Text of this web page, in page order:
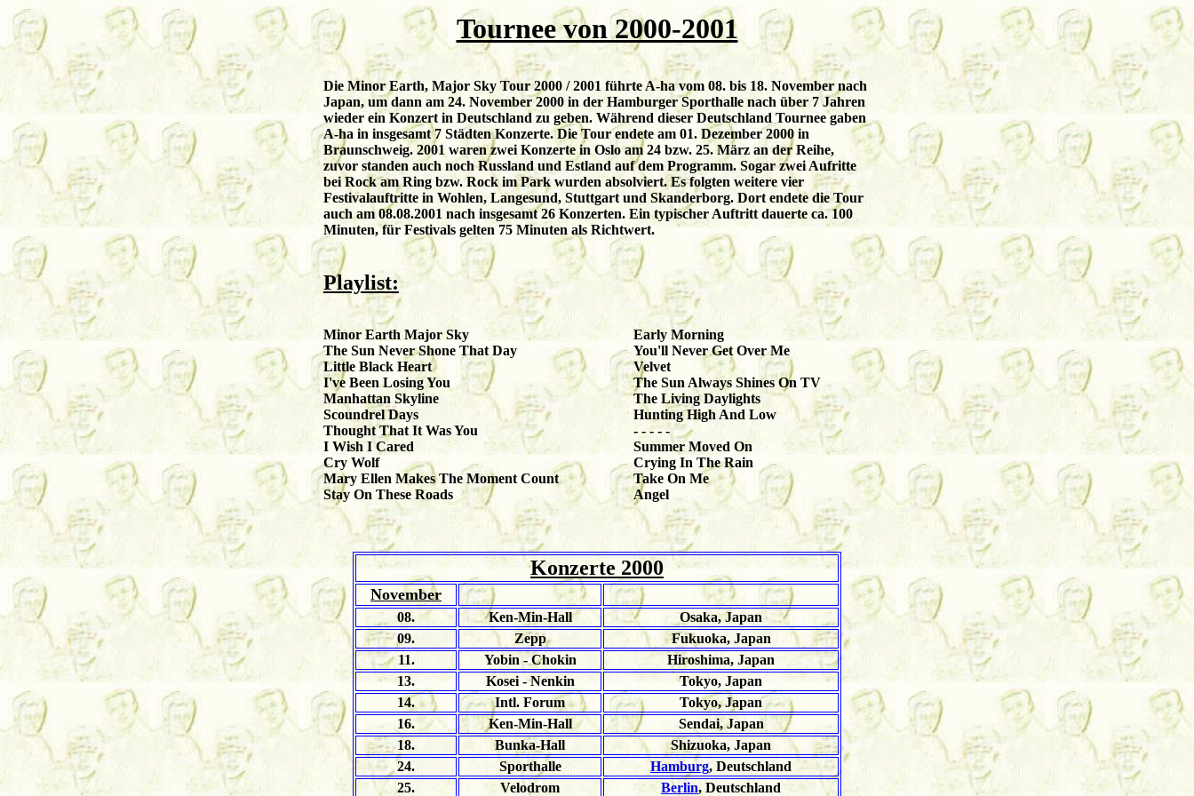
Tournee von 2000-2001
Die Minor Earth, Major Sky Tour 2000 / 2001 führte A-ha vom 08. bis 18. November nach
Japan, um dann am 24. November 2000 in der Hamburger Sporthalle nach über 7 Jahren
wieder ein Konzert in Deutschland zu geben. Während dieser Deutschland Tournee gaben
A-ha in insgesamt 7 Städten Konzerte. Die Tour endete am 01. Dezember 2000 in
Braunschweig. 2001 waren zwei Konzerte in Oslo am 24 bzw. 25. März an der Reihe,
zuvor standen auch noch Russland und Estland auf dem Programm. Sogar zwei Aufritte
bei Rock am Ring bzw. Rock im Park wurden absolviert. Es folgten weitere vier
Festivalauftritte in Wohlen, Langesund, Stuttgart und Skanderborg. Dort endete die Tour
auch am 08.08.2001 nach insgesamt 26 Konzerten. Ein typischer Auftritt dauerte ca. 100
Minuten, für Festivals gelten 75 Minuten als Richtwert.
Playlist:
Minor Earth Major Sky
The Sun Never Shone That Day
Little Black Heart
I've Been Losing You
Manhattan Skyline
Scoundrel Days
Thought That It Was You
I Wish I Cared
Cry Wolf
Mary Ellen Makes The Moment Count
Stay On These Roads
Early Morning
You'll Never Get Over Me
Velvet
The Sun Always Shines On TV
The Living Daylights
Hunting High And Low
- - - - -
Summer Moved On
Crying In The Rain
Take On Me
Angel
Konzerte 2000
November
08. Ken-Min-Hall
Osaka, Japan
09.
Zepp
Fukuoka, Japan
11.
Yobin - Chokin
Hiroshima, Japan
13.
Kosei - Nenkin
Tokyo, Japan
14.
Intl. Forum
Tokyo, Japan
16.
Ken-Min-Hall
Sendai, Japan
18.
Bunka-Hall
Shizuoka, Japan
24.
Sporthalle Hamburg, Deutschland
25.
Velodrom Berlin, Deutschland